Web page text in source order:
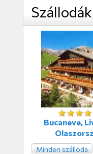
Szállodák
Bucaneve,
Minden szálloda